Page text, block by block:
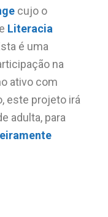
cujo o
Literacia
é uma
na
ativo com
este projeto irá
adulta, para